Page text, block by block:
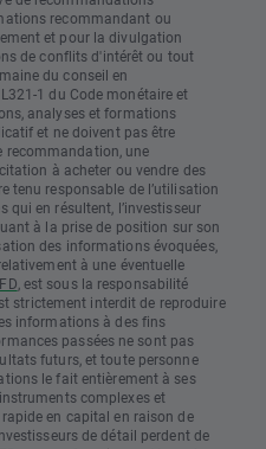
recommandant ou
et pour la divulgation
de conflits d'intérêt ou tout
du conseil en
1 du Code monétaire et
analyses et formations
et ne doivent pas être
recommandation, une
à acheter ou vendre des
tenu responsable de l’utilisation
qui en résultent, l’investisseur
à la prise de position sur son
des informations évoquées,
à une éventuelle
, est sous la responsabilité
strictement interdit de reproduire
informations à des fins
passées ne sont pas
futurs, et toute personne
le fait entièrement à ses
complexes et
en capital en raison de
de détail perdent de